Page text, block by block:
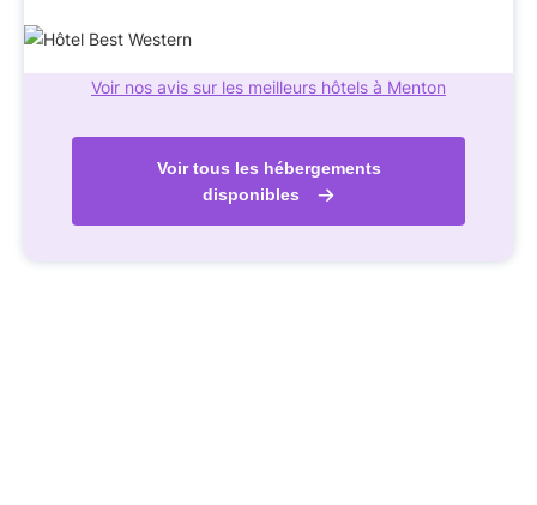
Voir nos avis sur les meilleurs hôtels à Menton
Voir tous les hébergements
disponibles